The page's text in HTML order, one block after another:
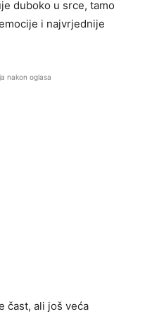
duboko u srce, tamo
i najvrjednije
nakon oglasa
čast, ali još veća